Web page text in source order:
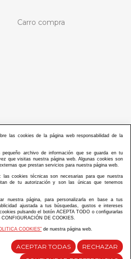
Carro compra
de La Generalitat Valenciana, la cantidad de
3933/46 del PLAN EMPRESARIAL “PLAN RESISITIR
de La Generalitat Valenciana, la cantidad de 7.000
del PLAN AYUDAS DIRECTAS ARTESANIA “CMARTE”.
comunicación
las cookies de la página web responsabilidad de la
archivo de información que se guarda en tu
que visitas nuestra página web. Algunas cookies son
que prestan servicios para nuestra página web.
cookies técnicas son necesarias para que nuestra
de tu autorización y son las únicas que tenemos
nuestra página, para personalizarla en base a tus
ajustada a tus búsquedas, gustos e intereses
pulsando el botón ACEPTA TODO o configurarlas
DE COOKIES.
COOKIES” de nuestra página web.
ACEPTAR TODAS
RECHAZAR